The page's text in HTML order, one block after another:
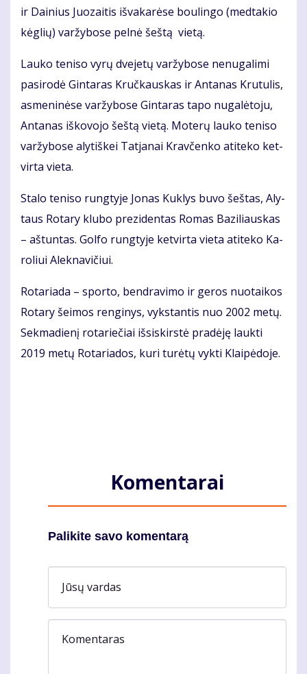
ir Dai­nius Juo­zai­tis iš­va­ka­rė­se bou­lin­go (med­ta­kio
kėg­lių) var­žy­bo­se pel­nė šeš­tą vie­tą.
Lau­ko te­ni­so vy­rų dve­je­tų var­žy­bo­se ne­nu­ga­li­mi
pa­si­ro­dė Gin­ta­ras Kruč­kaus­kas ir An­ta­nas Kru­tu­lis,
as­me­ni­nė­se var­žy­bo­se Gin­ta­ras ta­po nu­ga­lė­to­ju,
An­ta­nas iš­ko­vo­jo šeš­tą vie­tą. Mo­te­rų lau­ko te­ni­so
var­žy­bo­se aly­tiš­kei Tat­ja­nai Krav­čen­ko ati­te­ko ket­
vir­ta vie­ta.
Sta­lo te­ni­so rung­ty­je Jo­nas Kuk­lys bu­vo šeš­tas, Aly­
taus Ro­ta­ry klu­bo pre­zi­den­tas Ro­mas Ba­zi­liaus­kas
– aš­tun­tas. Gol­fo rung­ty­je ket­vir­ta vie­ta ati­te­ko Ka­
ro­liui Alek­na­vi­čiui.
Ro­ta­ria­da – spor­to, ben­dra­vi­mo ir ge­ros nuo­tai­kos
Ro­ta­ry šei­mos ren­gi­nys, vyks­tan­tis nuo 2002 me­tų.
Sek­ma­die­nį ro­ta­rie­čiai iš­si­skirs­tė pra­dė­ję lauk­ti
2019 me­tų Ro­ta­ria­dos, ku­ri tu­rė­tų vyk­ti Klai­pė­do­je.
Komentarai
Palikite savo komentarą
Jūsų vardas
Komentaras